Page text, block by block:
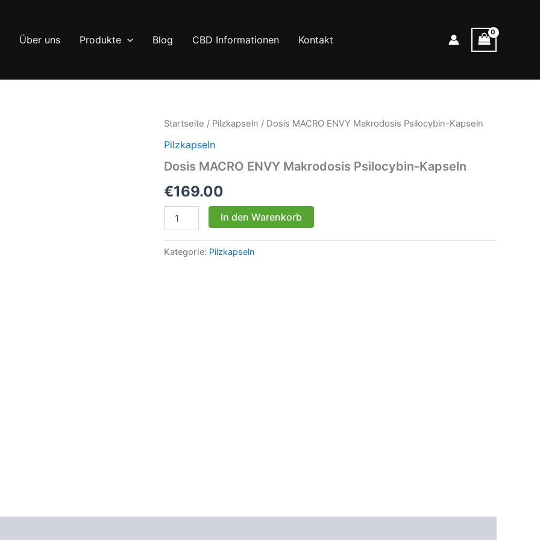
Über uns Produkte Blog CBD Informationen Kontakt
Startseite / Pilzkapseln / Dosis MACRO ENVY Makrodosis Psilocybin-Kapseln
Pilzkapseln
Dosis MACRO ENVY Makrodosis Psilocybin-Kapseln
€169.00
MACRO
Makrodosis
Psilocybin-
In den Warenkorb
Kategorie: Pilzkapseln